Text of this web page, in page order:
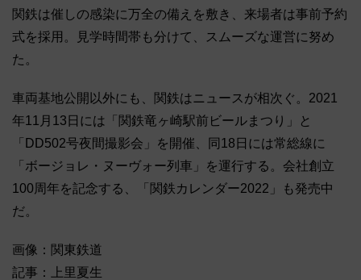
関鉄は催しの感染に万全の備えを敷き、来場者は事前予約
式を採用。見学時間帯も分けて、スムーズな運営に努め
た。
車両基地公開以外にも、関鉄はニュースが相次ぐ。2021
年11月13日には「関鉄竜ヶ崎駅前ビールまつり」と
「DD502号夜間撮影会」を開催、同18日には常総線に
「ボージョレ・ヌーヴォー列車」を運行する。会社創立
100周年を記念する、「関鉄カレンダー2022」も発売中
だ。
画像：関東鉄道
記事：上里夏生